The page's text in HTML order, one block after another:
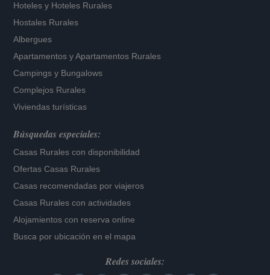
Hoteles y Hoteles Rurales
Hostales Rurales
Albergues
Apartamentos yApartamentos Rurales
Campings y Bungalows
Complejos Rurales
Viviendas turísticas
Búsquedas especiales:
Casas Rurales con disponibilidad
Ofertas Casas Rurales
Casas recomendadas por viajeros
Casas Rurales con actividades
Alojamientos con reserva online
Busca por ubicación en el mapa
Redes sociales: